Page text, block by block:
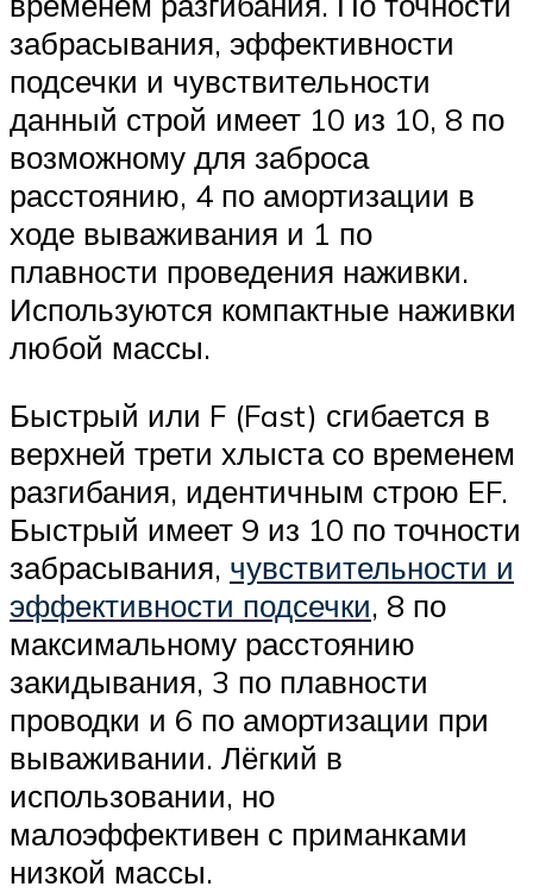
забрасывания, эффективности
подсечки и чувствительности
данный строй имеет 10 из 10, 8 по
возможному для заброса
расстоянию, 4 по амортизации в
ходе вываживания и 1 по
плавности проведения наживки.
Используются компактные наживки
любой массы.
Быстрый или F (Fast) сгибается в
верхней трети хлыста со временем
разгибания, идентичным строю EF.
Быстрый имеет 9 из 10 по точности
забрасывания, чувствительности и
эффективности подсечки, 8 по
максимальному расстоянию
закидывания, 3 по плавности
проводки и 6 по амортизации при
вываживании. Лёгкий в
использовании, но
малоэффективен с приманками
низкой массы.